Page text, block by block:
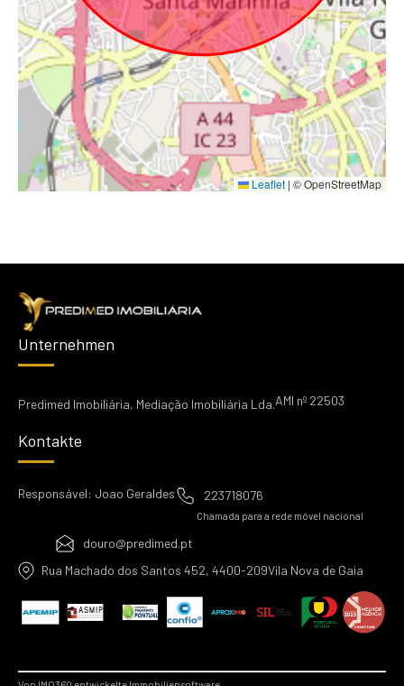
Leaflet | © OpenStreetMap
Unternehmen
Predimed Imobiliária, Mediação Imobiliária Lda.AMI nº 22503
Kontakte
Responsável: Joao Geraldes 223718076
Chamada para a rede móvel nacional
douro@predimed.pt
Rua Machado dos Santos 452, 4400-209Vila Nova de Gaia